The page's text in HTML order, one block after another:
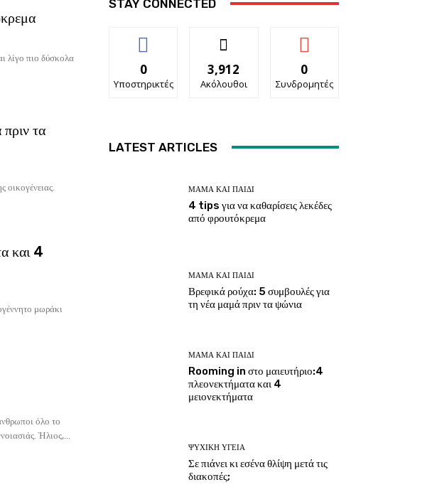
λίγο πιο δύσκολα
τα
οικογένειας.
και 4
μωράκι
όλο το
Ήλιος,...
STAY CONNECTED
0
Υποστηρικτές
3,912
Ακόλουθοι
0
Συνδρομητές
LATEST ARTICLES
ΜΑΜΆ ΚΑΙ ΠΑΙΔΊ
4 tips για να καθαρίσεις λεκέδες
από φρουτόκρεμα
ΜΑΜΆ ΚΑΙ ΠΑΙΔΊ
Βρεφικά ρούχα: 5 συμβουλές για
τη νέα μαμά πριν τα ψώνια
ΜΑΜΆ ΚΑΙ ΠΑΙΔΊ
Rooming in στο μαιευτήριο:4
πλεονεκτήματα και 4
μειονεκτήματα
ΨΥΧΙΚΉ ΥΓΕΊΑ
Σε πιάνει κι εσένα θλίψη μετά τις
διακοπές;